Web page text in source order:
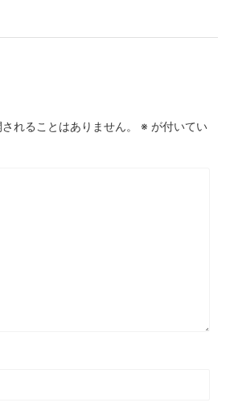
れることはありません。 ※ が付いてい